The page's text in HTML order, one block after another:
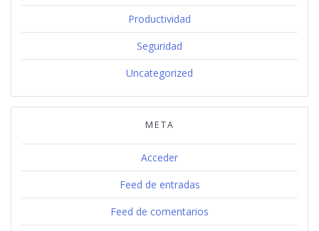
Productividad
Seguridad
Uncategorized
META
Acceder
Feed de entradas
Feed de comentarios